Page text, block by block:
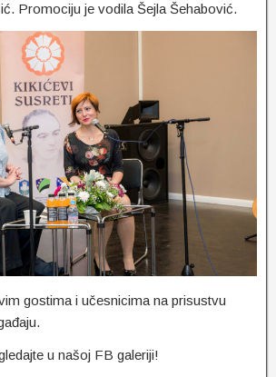
Promociju je vodila Šejla Šehabović.
gostima i učesnicima na prisustvu
u našoj FB galeriji!